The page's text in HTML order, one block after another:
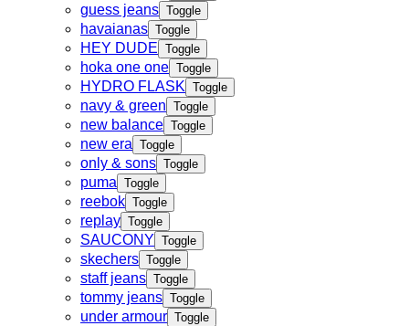
guess jeans Toggle
havaianas Toggle
HEY DUDE Toggle
hoka one one Toggle
HYDRO FLASK Toggle
navy & green Toggle
new balance Toggle
new era Toggle
only & sons Toggle
puma Toggle
reebok Toggle
replay Toggle
SAUCONY Toggle
skechers Toggle
staff jeans Toggle
tommy jeans Toggle
under armour Toggle